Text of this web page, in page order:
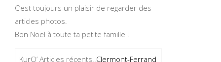
C’est toujours un plaisir de regarder des
articles photos.
Bon Noël à toute ta petite famille !
KurO’ Articles récents..Clermont-Ferrand